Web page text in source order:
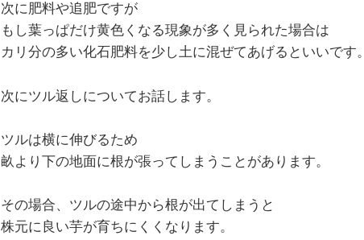
次に肥料や追肥ですが
もし葉っぱだけ黄色くなる現象が多く見られた場合は
カリ分の多い化石肥料を少し土に混ぜてあげるといいです。
次にツル返しについてお話します。
ツルは横に伸びるため
畝より下の地面に根が張ってしまうことがあります。
その場合、ツルの途中から根が出てしまうと
株元に良い芋が育ちにくくなります。